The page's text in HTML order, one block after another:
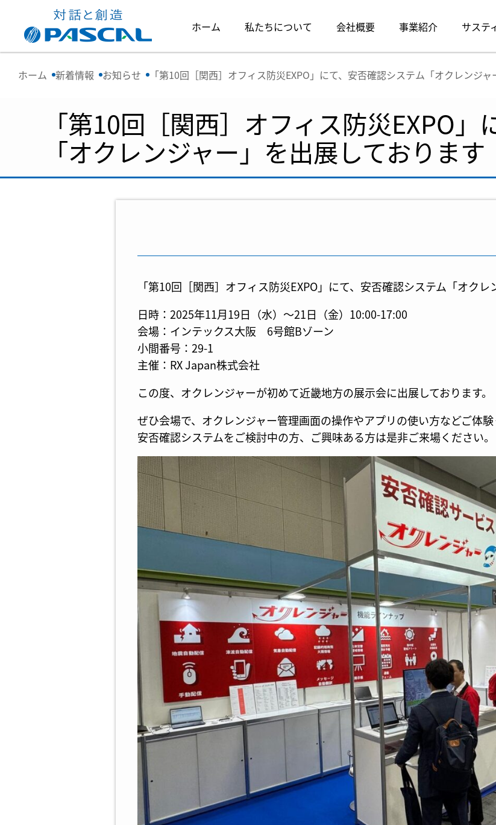
ホーム 私たちについて 会社概要 事業紹介 サステ
ホーム 新着情報 お知らせ 「第10回［関西］オフィス防災EXPO」にて、安否確認システム「オクレンジ
「第10回［関西］オフィス防災EXPO
「オクレンジャー」を出展しております
「第10回［関西］オフィス防災EXPO」にて、安否確認システム「オクレ
日時：2025年11月19日（水）～21日（金）10:00-17:00
会場：インテックス大阪 6号館Bゾーン
小間番号：29-1
主催：RX Japan株式会社
この度、オクレンジャーが初めて近畿地方の展示会に出展しております。
ぜひ会場で、オクレンジャー管理画面の操作やアプリの使い方などご体験
安否確認システムをご検討中の方、ご興味ある方は是非ご来場ください。